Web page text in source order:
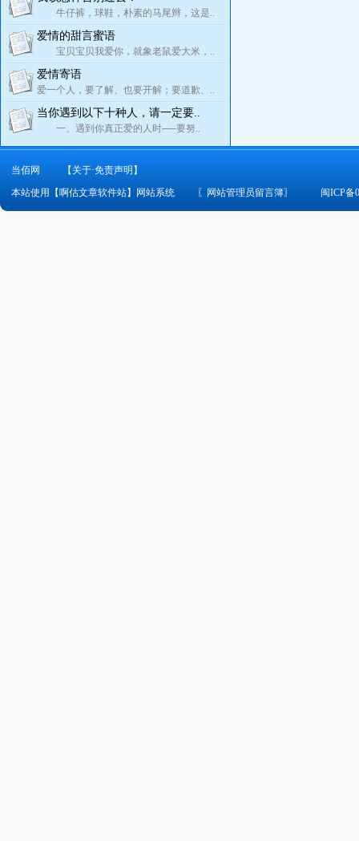
牛仔裤，球鞋，朴素的马尾辫，这是..
爱情的甜言蜜语
宝贝宝贝我爱你，就象老鼠爱大米，..
爱情寄语
爱一个人，要了解、也要开解；要道歉、..
当你遇到以下十种人，请一定要..
一、遇到你真正爱的人时──要努..
当佰网
【关于·免责声明】
本站使用【啊估文章软件站】网站系统
〖 网站管理员留言簿〗 闽ICP备